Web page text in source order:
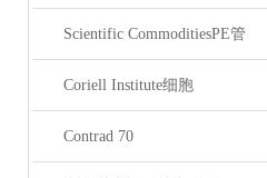
Scientific CommoditiesPE管
Coriell Institute细胞
Contrad 70